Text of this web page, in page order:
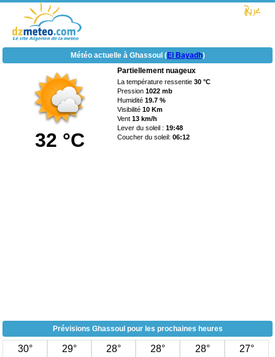
Météo actuelle à Ghassoul (El Bayadh)
32 °C
Partiellement nuageux
La température ressentie30 °C
Pression1022 mb
Humidité19.7 %
Visibilité10 Km
Vent13 km/h
Lever du soleil :19:48
Coucher du soleil:06:12
Prévisions Ghassoul pour les prochaines heures
30° 29° 28° 28° 28° 27°